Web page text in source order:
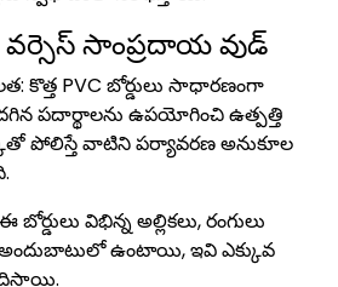
వర్సెస్ సాంప్రదాయ వుడ్
కొత్త PVC బోర్డులు సాధారణంగా
పదార్థాలను ఉపయోగించి ఉత్పత్తి
వాటిని పర్యావరణ అనుకూల
విభిన్న అల్లికలు, రంగులు
ఉంటాయి, ఇవి ఎక్కువ